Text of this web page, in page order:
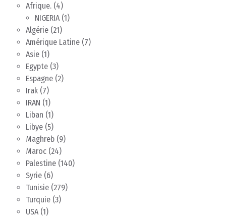
Afrique. (4)
NIGERIA(1)
Algérie (21)
Amérique Latine (7)
Asie (1)
Egypte (3)
Espagne (2)
Irak (7)
IRAN (1)
Liban (1)
Libye (5)
Maghreb (9)
Maroc (24)
Palestine (140)
Syrie (6)
Tunisie (279)
Turquie (3)
USA(1)